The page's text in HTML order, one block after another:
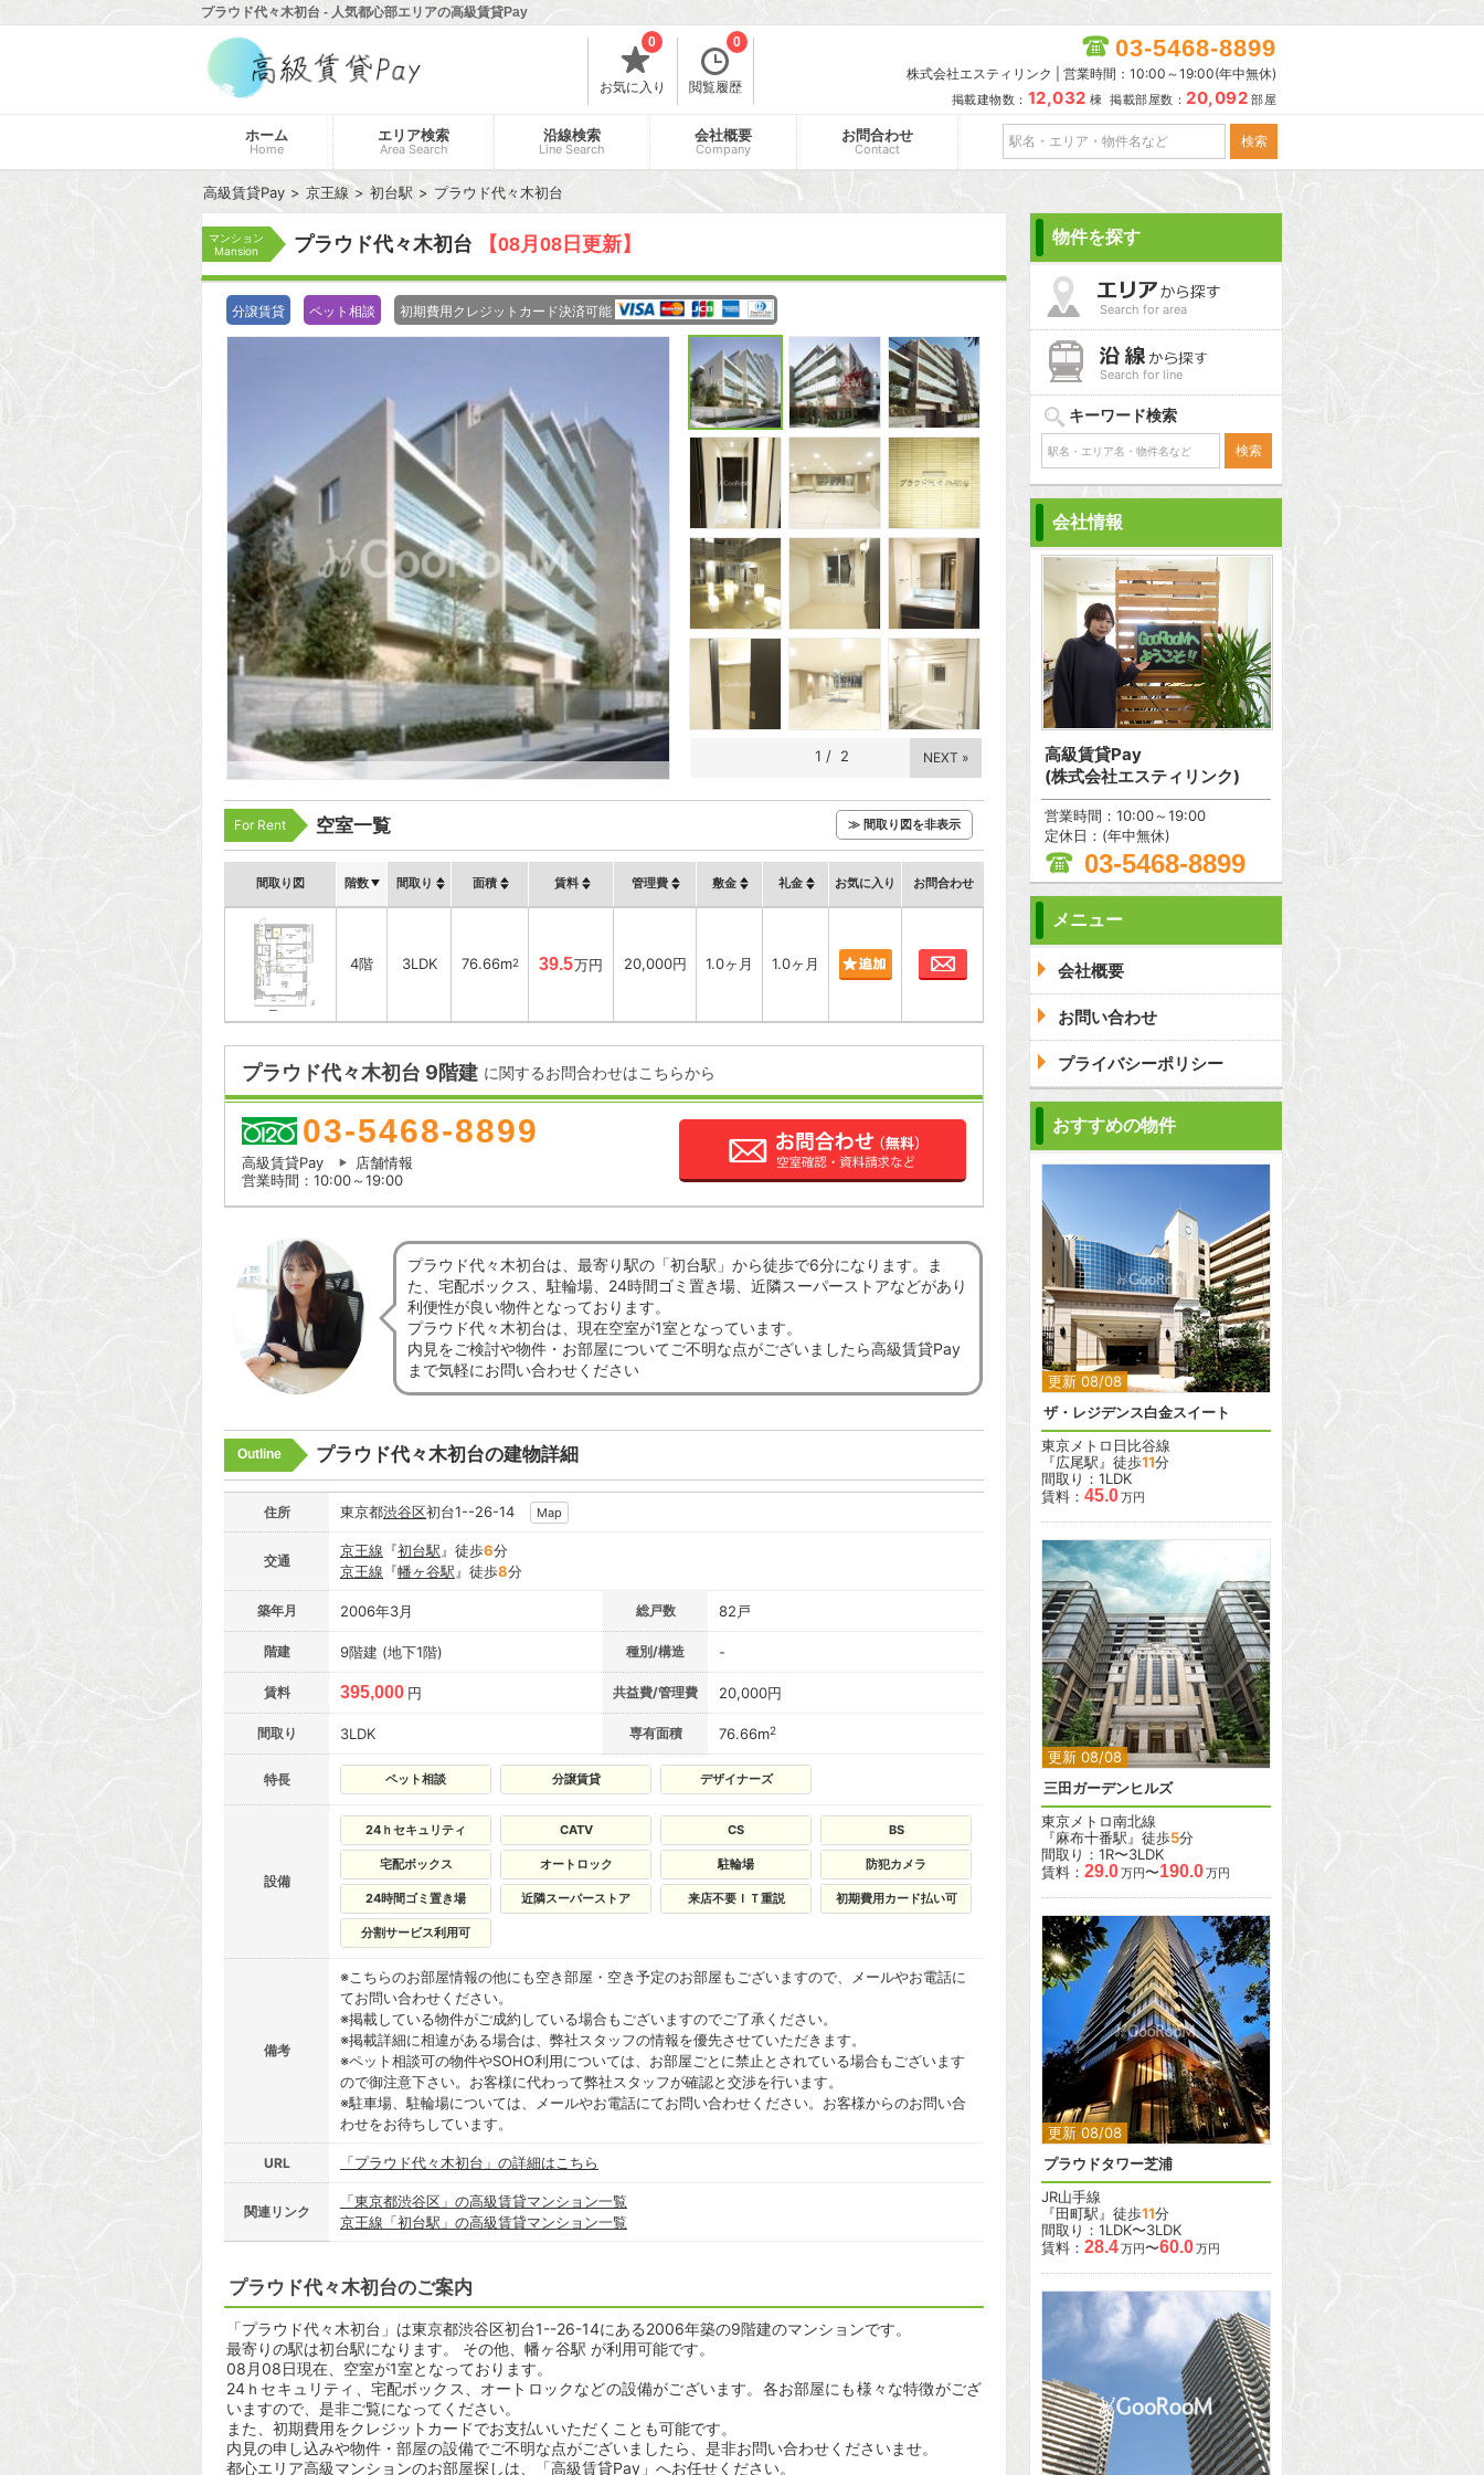
プラウド代々木初台 - 人気都心部エリアの高級賃貸Pay
お気に入り
0
閲覧履歴
0 03-5468-8899
株式会社エスティリンク | 営業時間：10:00～19:00(年中無休)
掲載建物数： 12,032 棟 掲載部屋数： 20,092 部屋
ホーム
Home
エリア検索
Area Search
沿線検索
Line Search
会社概要
Company
お問合わせ
Contact
高級賃貸Pay 京王線 初台駅 プラウド代々木初台
マンション
Mansion
プラウド代々木初台 【08月08日更新】
分譲賃貸 ペット相談 初期費用クレジットカード決済可能
1 / 2 NEXT »
For Rent 空室一覧 ≫ 間取り図を非表示
間取り図 階数 間取り 面積 賃料 管理費 敷金 礼金 お気に入り お問合わせ
4階 3LDK 76.66m2 39.5万円 20,000円 1.0ヶ月 1.0ヶ月 お問合わせ
プラウド代々木初台 9階建 に関するお問合わせはこちらから
03-5468-8899
高級賃貸Pay
店舗情報
営業時間：10:00～19:00
プラウド代々木初台は、最寄り駅の「初台駅」から徒歩で6分になります。ま
た、宅配ボックス、駐輪場、24時間ゴミ置き場、近隣スーパーストアなどがあり
利便性が良い物件となっております。
プラウド代々木初台は、現在空室が1室となっています。
内見をご検討や物件・お部屋についてご不明な点がございましたら高級賃貸Pay
まで気軽にお問い合わせください
Outline プラウド代々木初台の建物詳細
住所 東京都渋谷区初台1--26-14 Map
交通
京王線 『初台駅 』徒歩6分
京王線 『幡ヶ谷駅 』徒歩8分
築年月 2006年3月 総戸数 82戸
階建 9階建 (地下1階) 種別/構造 -
賃料 395,000 円 共益費/管理費 20,000円
間取り 3LDK 専有面積 76.66m2
特長 ペット相談 分譲賃貸 デザイナーズ
設備
24ｈセキュリティ CATV CS BS
宅配ボックス オートロック 駐輪場 防犯カメラ
24時間ゴミ置き場 近隣スーパーストア 来店不要ＩＴ重説 初期費用カード払い可
分割サービス利用可
備考
※こちらのお部屋情報の他にも空き部屋・空き予定のお部屋もございますので、メールやお電話に
てお問い合わせください。
※掲載している物件がご成約している場合もございますのでご了承ください。
※掲載詳細に相違がある場合は、弊社スタッフの情報を優先させていただきます。
※ペット相談可の物件やSOHO利用については、お部屋ごとに禁止とされている場合もございます
ので御注意下さい。お客様に代わって弊社スタッフが確認と交渉を行います。
※駐車場、駐輪場については、メールやお電話にてお問い合わせください。お客様からのお問い合
わせをお待ちしています。
URL 「プラウド代々木初台」の詳細はこちら
関連リンク
「東京都渋谷区」の高級賃貸マンション一覧
京王線「初台駅」の高級賃貸マンション一覧
プラウド代々木初台のご案内
「プラウド代々木初台」は東京都渋谷区初台1--26-14にある2006年築の9階建のマンションです。
最寄りの駅は初台駅になります。 その他、幡ヶ谷駅 が利用可能です。
08月08日現在、空室が1室となっております。
24ｈセキュリティ、宅配ボックス、オートロックなどの設備がございます。各お部屋にも様々な特徴がござ
いますので、是非ご覧になってください。
また、初期費用をクレジットカードでお支払いいただくことも可能です。
内見の申し込みや物件・部屋の設備でご不明な点がございましたら、是非お問い合わせくださいませ。
都心エリア高級マンションのお部屋探しは、「高級賃貸Pay」へお任せください。
物件を探す
Search for area
Search for line
キーワード検索
会社情報
高級賃貸Pay
(株式会社エスティリンク)
営業時間：10:00～19:00
定休日：(年中無休)
03-5468-8899
メニュー
会社概要
お問い合わせ
プライバシーポリシー
おすすめの物件
更新 08/08
2
ザ・レジデンス白金スイート
東京メトロ日比谷線
『広尾駅』徒歩11分
間取り：1LDK
賃料： 45.0万円
更新 08/08
2
三田ガーデンヒルズ
東京メトロ南北線
『麻布十番駅』徒歩5分
間取り：1R〜3LDK
賃料： 29.0万円〜190.0万円
更新 08/08
2 2
プラウドタワー芝浦
JR山手線
『田町駅』徒歩11分
間取り：1LDK〜3LDK
賃料： 28.4万円〜60.0万円
2